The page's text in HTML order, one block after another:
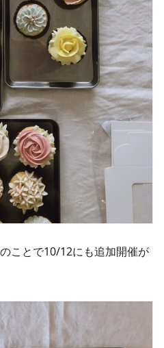
ことで10/12にも追加開催が